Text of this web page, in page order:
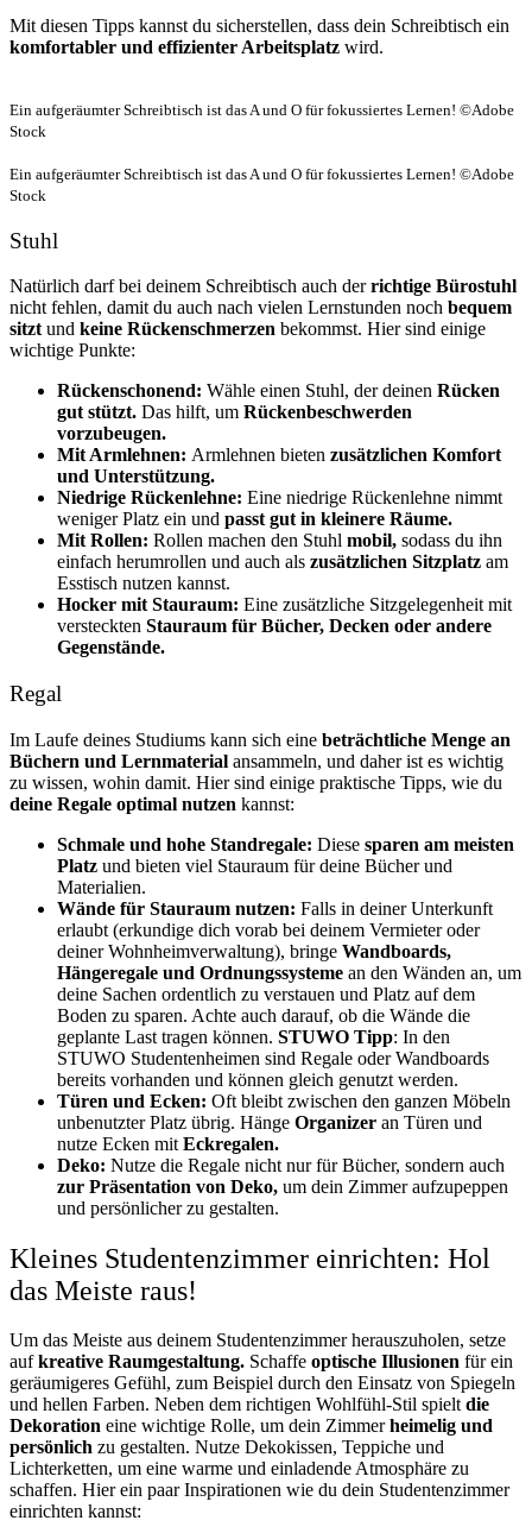
Mit diesen Tipps kannst du sicherstellen, dass dein Schreibtisch ein
komfortabler und effizienter Arbeitsplatz wird.
Ein aufgeräumter Schreibtisch ist das A und O für fokussiertes Lernen! ©Adobe
Stock
Ein aufgeräumter Schreibtisch ist das A und O für fokussiertes Lernen! ©Adobe
Stock
Stuhl
Natürlich darf bei deinem Schreibtisch auch derrichtige Bürostuhl
nicht fehlen, damit du auch nach vielen Lernstunden noch bequem
sitzt und keine Rückenschmerzen bekommst. Hier sind einige
wichtige Punkte:
Rückenschonend: Wähle einen Stuhl, der deinen Rücken
gut stützt. Das hilft, um Rückenbeschwerden
vorzubeugen.
Mit Armlehnen: Armlehnen bieten zusätzlichen Komfort
und Unterstützung.
Niedrige Rückenlehne: Eine niedrige Rückenlehne nimmt
weniger Platz ein und passt gut in kleinere Räume.
Mit Rollen: Rollen machen den Stuhl mobil, sodass du ihn
einfach herumrollen und auch als zusätzlichen Sitzplatz am
Esstisch nutzen kannst.
Hocker mit Stauraum: Eine zusätzliche Sitzgelegenheit mit
versteckten Stauraum für Bücher, Decken oder andere
Gegenstände.
Regal
Im Laufe deines Studiums kann sich eine beträchtliche Menge an
Büchern und Lernmaterial ansammeln, und daher ist es wichtig
zu wissen, wohin damit. Hier sind einige praktische Tipps, wie du
deine Regale optimal nutzen kannst:
Schmale und hohe Standregale: Diese sparen am meisten
Platz und bieten viel Stauraum für deine Bücher und
Materialien.
Wände für Stauraum nutzen: Falls in deiner Unterkunft
erlaubt (erkundige dich vorab bei deinem Vermieter oder
deiner Wohnheimverwaltung), bringe Wandboards,
Hängeregale und Ordnungssysteme an den Wänden an, um
deine Sachen ordentlich zu verstauen und Platz auf dem
Boden zu sparen. Achte auch darauf, ob die Wände die
geplante Last tragen können. STUWO Tipp: In den
STUWO Studentenheimen sind Regale oder Wandboards
bereits vorhanden und können gleich genutzt werden.
Türen und Ecken: Oft bleibt zwischen den ganzen Möbeln
unbenutzter Platz übrig. Hänge Organizer an Türen und
nutze Ecken mit Eckregalen.
Deko: Nutze die Regale nicht nur für Bücher, sondern auch
zur Präsentation von Deko, um dein Zimmer aufzupeppen
und persönlicher zu gestalten.
Kleines Studentenzimmer einrichten: Hol
das Meiste raus!
Um das Meiste aus deinem Studentenzimmer herauszuholen, setze
aufkreative Raumgestaltung. Schaffe optische Illusionen für ein
geräumigeres Gefühl, zum Beispiel durch den Einsatz von Spiegeln
und hellen Farben. Neben dem richtigen Wohlfühl-Stil spieltdie
Dekoration eine wichtige Rolle, um dein Zimmerheimelig und
persönlich zu gestalten. Nutze Dekokissen, Teppiche und
Lichterketten, um eine warme und einladende Atmosphäre zu
schaffen. Hier ein paar Inspirationen wie du dein Studentenzimmer
einrichten kannst: